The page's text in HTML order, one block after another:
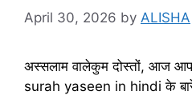
April 30, 2026 by ALISHA
अस्सलाम वालेकुम दोस्तों, आज
surah yaseen in hindi के बारे